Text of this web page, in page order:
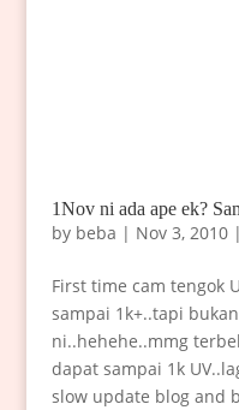
1Nov ni ada ape ek?
by beba | Nov 3, 2010|
First time cam tengok
sampai 1k+..tapi
ni..hehehe..mmg
dapat sampai 1k
slow update blog and